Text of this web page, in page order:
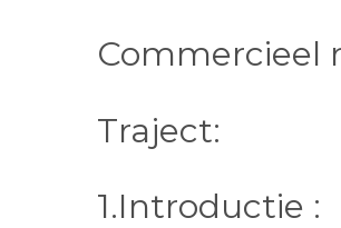
Commercieel
Traject:
1.Introductie :